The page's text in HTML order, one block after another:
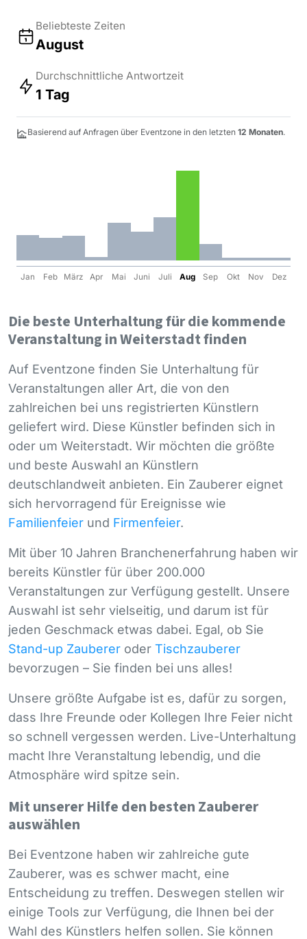
Beliebteste Zeiten
August
Durchschnittliche Antwortzeit
1 Tag
Basierend auf Anfragen über Eventzone in den letzten 12 Monaten.
Jan Feb März Apr Mai Juni Juli Aug Sep Okt Nov Dez
Die beste Unterhaltung für die kommende
Veranstaltung in Weiterstadt finden
Auf Eventzone finden Sie Unterhaltung für
Veranstaltungen aller Art, die von den
zahlreichen bei uns registrierten Künstlern
geliefert wird. Diese Künstler befinden sich in
oder um Weiterstadt. Wir möchten die größte
und beste Auswahl an Künstlern
deutschlandweit anbieten. Ein Zauberer eignet
sich hervorragend für Ereignisse wie
Familienfeier und Firmenfeier.
Mit über 10 Jahren Branchenerfahrung haben wir
bereits Künstler für über 200.000
Veranstaltungen zur Verfügung gestellt. Unsere
Auswahl ist sehr vielseitig, und darum ist für
jeden Geschmack etwas dabei. Egal, ob Sie
Stand-up Zauberer oder Tischzauberer
bevorzugen – Sie finden bei uns alles!
Unsere größte Aufgabe ist es, dafür zu sorgen,
dass Ihre Freunde oder Kollegen Ihre Feier nicht
so schnell vergessen werden. Live-Unterhaltung
macht Ihre Veranstaltung lebendig, und die
Atmosphäre wird spitze sein.
Mit unserer Hilfe den besten Zauberer
auswählen
Bei Eventzone haben wir zahlreiche gute
Zauberer, was es schwer macht, eine
Entscheidung zu treffen. Deswegen stellen wir
einige Tools zur Verfügung, die Ihnen bei der
Wahl des Künstlers helfen sollen. Sie können